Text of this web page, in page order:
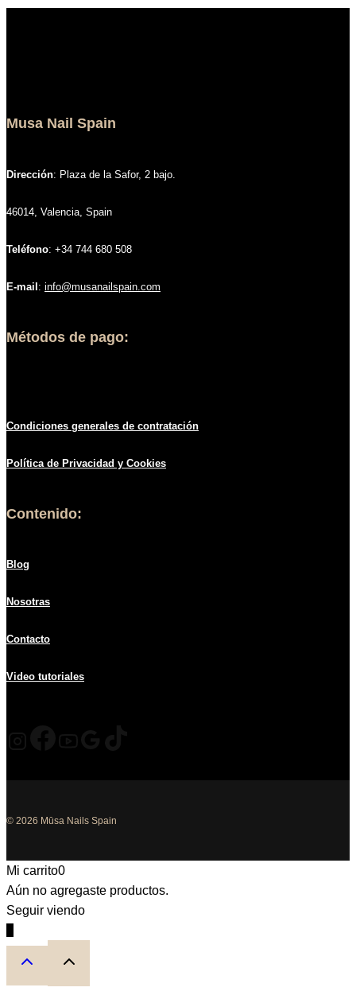
Musa Nail Spain
Dirección: Plaza de la Safor, 2 bajo.
46014, Valencia, Spain
Teléfono: +34 744 680 508
E-mail: info@musanailspain.com
Métodos de pago:
Condiciones generales de contratación
Política de Privacidad y Cookies
Contenido:
Blog
Nosotras
Contacto
Video tutoriales
© 2026 Mūsa Nails Spain
Mi carrito0
Aún no agregaste productos.
Seguir viendo